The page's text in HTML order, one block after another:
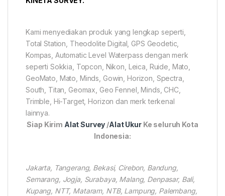
Kami menyediakan produk yang lengkap seperti,
Total Station, Theodolite Digital, GPS Geodetic,
Kompas, Automatic Level Waterpass dengan merk
seperti Sokkia, Topcon, Nikon, Leica, Ruide, Mato,
GeoMato, Mato, Minds, Gowin, Horizon, Spectra,
South, Titan, Geomax, Geo Fennel, Minds, CHC,
Trimble, Hi-Target, Horizon dan merk terkenal
lainnya.
Siap Kirim Alat Survey /Alat UkurKe seluruh Kota
Indonesia:
Jakarta, Tangerang, Bekasi, Cirebon, Bandung,
Semarang, Jogja, Surabaya, Malang, Denpasar, Bali,
Kupang, NTT, Mataram, NTB, Lampung, Palembang,